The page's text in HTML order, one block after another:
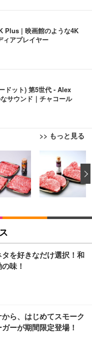
Plus | 映画館のような4K
ィアプレイヤー
ドット) 第5世代 - Alex
サウンド｜チャコール
>> もっと見る
椅子 テレワーク 疲れな
コンパクト 約105度ロッ
回転 座面昇降 強化ナイロ
ュ 在宅ワーク H-WY01
ア／デスクチェア メッシ
ブラック
クチェア 疲れない テレ
スト 30度ロッキング機
90度跳ね上げ式アーム
シュ ゲーミング/勉強/事
ェア (ブラック)
クチェア 疲れない テレ
スト 30度ロッキング機
90度跳ね上げ式アーム
ムモニター | FlexScan
・USB Type-C・ホワ
ムモニター | FlexScan
ニター DualSense 充電
27インチ 液晶モニタ
非光沢 HDMI/DisplayP
さ調整 スイベル VESA対
シーツ 薄型 レギュラー 1
300枚
シーツ 厚型 ワイド 42枚
:ライトブルー)
ムツ L 中型犬用 26枚入
シック) 【Amazon.co.jp
スオーヤマ ペットシーツ
入 (x 1) (ケース販売)
タを好きなだけ選択！和
味！
から、はじめてスモーク
ーが期間限定登場！